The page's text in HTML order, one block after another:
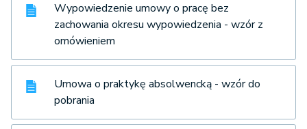
Wypowiedzenie umowy o pracę bez
zachowania okresu wypowiedzenia - wzór z
omówieniem
Umowa o praktykę absolwencką - wzór do
pobrania